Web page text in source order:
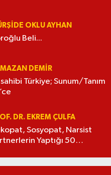
OKLU AYHAN
Beli...
DEMİR
sahibi Türkiye; Sunum/Tanım
DR. EKREM ÇULFA
Sosyopat, Narsist
Yaptığı 50